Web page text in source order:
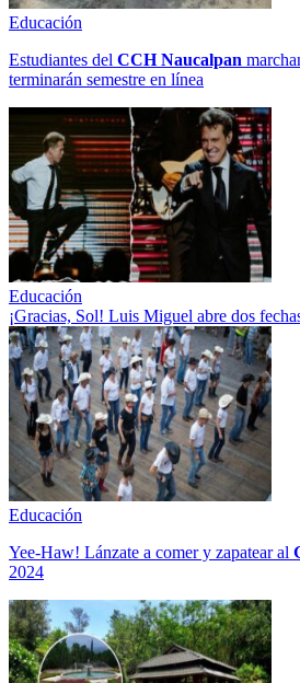
Educación
Estudiantes del CCH Naucalpan
terminarán semestre en línea
Educación
¡Gracias, Sol! Luis Miguel abre dos
Educación
Yee-Haw! Lánzate a comer y zapatear al
2024